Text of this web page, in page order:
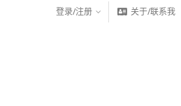
登录/注册 关于/联系我